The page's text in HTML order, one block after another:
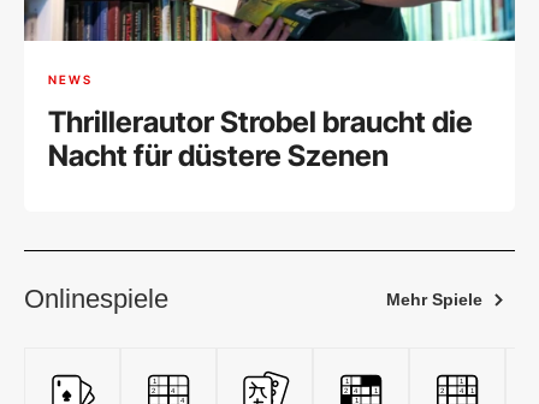
NEWS
Thrillerautor Strobel braucht die
Nacht für düstere Szenen
Onlinespiele Mehr Spiele